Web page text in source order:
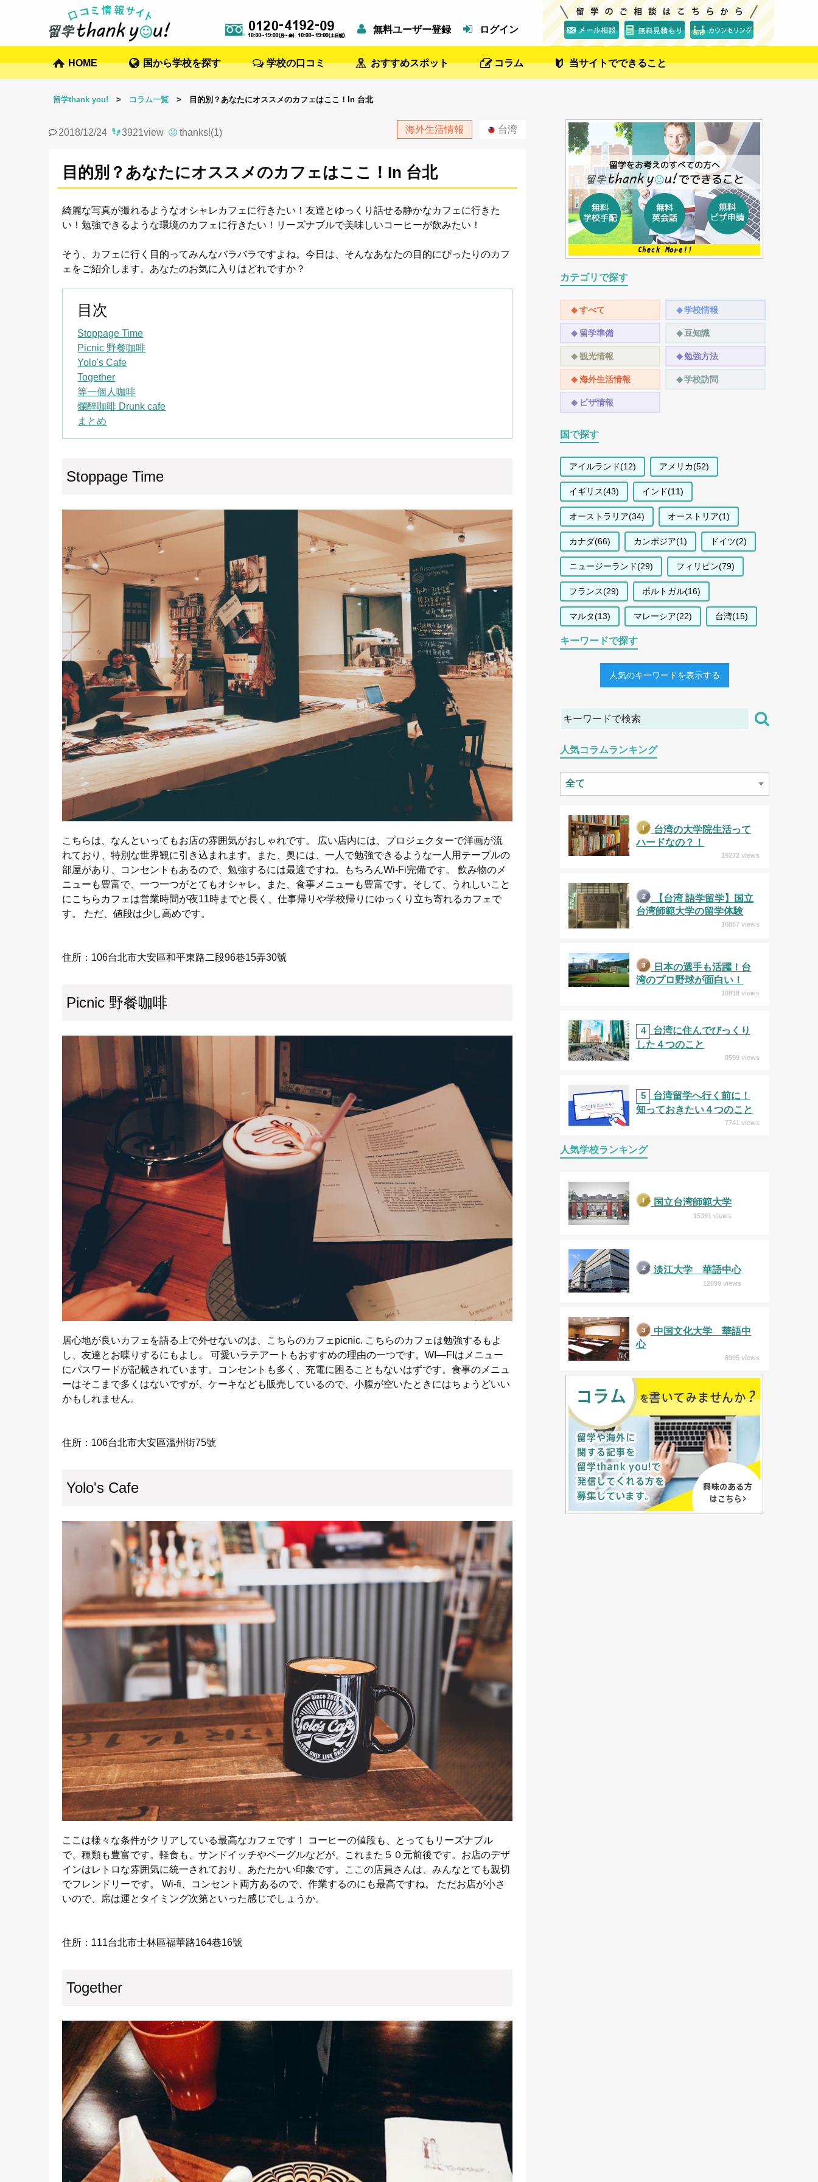
無料ユーザー登録 ログイン
HOME 国から学校を探す 学校の口コミ おすすめスポット コラム 当サイトでできること
留学thank you! > コラム一覧 > 目的別？あなたにオススメのカフェはここ！In 台北
2018/12/24 3921view thanks!(1) 台湾
海外生活情報
目的別？あなたにオススメのカフェはここ！In 台北
綺麗な写真が撮れるようなオシャレカフェに行きたい！友達とゆっくり話せる静かなカフェに行きた
い！勉強できるような環境のカフェに行きたい！リーズナブルで美味しいコーヒーが飲みたい！
そう、カフェに行く目的ってみんなバラバラですよね。今日は、そんなあなたの目的にぴったりのカフ
ェをご紹介します。あなたのお気に入りはどれですか？
目次
Stoppage Time
Picnic 野餐咖啡
Yolo's Cafe
Together
等一個人咖啡
爛醉咖啡 Drunk cafe
まとめ
Stoppage Time
こちらは、なんといってもお店の雰囲気がおしゃれです。 広い店内には、プロジェクターで洋画が流
れており、特別な世界観に引き込まれます。また、奥には、一人で勉強できるような一人用テーブルの
部屋があり、コンセントもあるので、勉強するには最適ですね。もちろんWi-Fi完備です。 飲み物のメ
ニューも豊富で、一つ一つがとてもオシャレ。また、食事メニューも豊富です。そして、うれしいこと
にこちらカフェは営業時間が夜11時までと長く、仕事帰りや学校帰りにゆっくり立ち寄れるカフェで
す。 ただ、値段は少し高めです。
住所：106台北市大安區和平東路二段96巷15弄30號
Picnic 野餐咖啡
居心地が良いカフェを語る上で外せないのは、こちらのカフェpicnic. こちらのカフェは勉強するもよ
し、友達とお喋りするにもよし。 可愛いラテアートもおすすめの理由の一つです。WI―FIはメニュー
にパスワードが記載されています。コンセントも多く、充電に困ることもないはずです。食事のメニュ
ーはそこまで多くはないですが、ケーキなども販売しているので、小腹が空いたときにはちょうどいい
かもしれません。
住所：106台北市大安區溫州街75號
Yolo's Cafe
ここは様々な条件がクリアしている最高なカフェです！ コーヒーの値段も、とってもリーズナブル
で、種類も豊富です。軽食も、サンドイッチやベーグルなどが、これまた５０元前後です。お店のデザ
インはレトロな雰囲気に統一されており、あたたかい印象です。ここの店員さんは、みんなとても親切
でフレンドリーです。 Wi-fi、コンセント両方あるので、作業するのにも最高ですね。 ただお店が小さ
いので、席は運とタイミング次第といった感じでしょうか。
住所：111台北市士林區福華路164巷16號
Together
カテゴリで探す
すべて 学校情報
留学準備 豆知識
観光情報 勉強方法
海外生活情報 学校訪問
ビザ情報
国で探す
アイルランド(12) アメリカ(52)
イギリス(43) インド(11)
オーストラリア(34) オーストリア(1)
カナダ(66) カンボジア(1) ドイツ(2)
ニュージーランド(29) フィリピン(79)
フランス(29) ポルトガル(16)
マルタ(13) マレーシア(22) 台湾(15)
キーワードで探す
人気のキーワードを表示する
人気コラムランキング
台湾の大学院生活って
ハードなの？！
19272 views
【台湾 語学留学】国立
台湾師範大学の留学体験
10887 views
日本の選手も活躍！台
湾のプロ野球が面白い！
10818 views
4
台湾に住んでびっくり
した４つのこと
8599 views
5
台湾留学へ行く前に！
知っておきたい４つのこと
7741 views
人気学校ランキング
国立台湾師範大学
15391 views
淡江大学 華語中心
12099 views
中国文化大学 華語中
心
8995 views